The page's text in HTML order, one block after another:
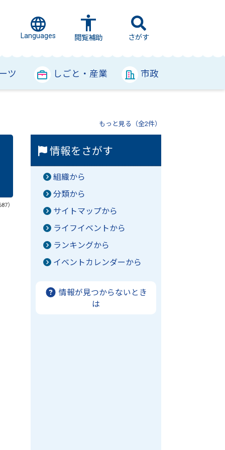
Languages 閲覧補助 さがす
ツ しごと・産業 市政
もっと見る（全2件）
）
情報をさがす
組織から
分類から
サイトマップから
ライフイベントから
ランキングから
イベントカレンダーから
情報が見つからないとき
は